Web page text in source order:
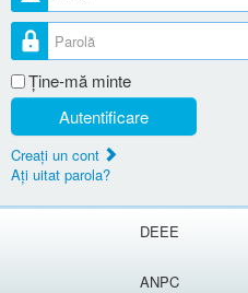
Parolă
Ţine-mă minte
Autentificare
Creaţi un cont
Aţi uitat parola?
DEEE
ANPC